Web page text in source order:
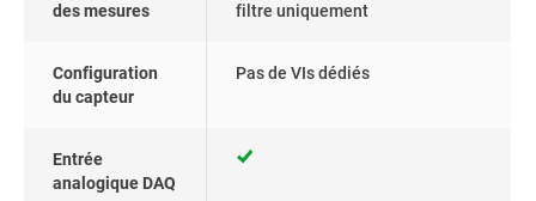
des mesures
filtre uniquement
Configuration
du capteur
Pas de VIs dédiés
Entrée
analogique DAQ